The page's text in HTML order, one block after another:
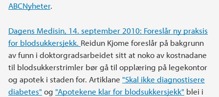
ABCNyheter.
Dagens Medisin, 14. september 2010: Foreslår ny praksis
for blodsukkersjekk. Reidun Kjome foreslår på bakgrunn
av funn i doktorgradsarbeidet sitt at noko av kostnadane
til blodsukkerstrimler bør gå til opplæring på legekontor
og apotek i staden for. Artiklane "Skal ikke diagnostisere
diabetes" og "Apotekene klar for blodsukkersjekk" blei i